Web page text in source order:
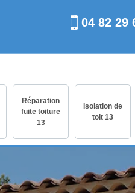
04 82 29
Réparation
fuite toiture
13
Isolation de
toit 13